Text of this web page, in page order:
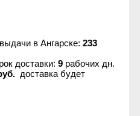
в Ангарске: 233
доставки: 9 рабочих дн.
доставка будет